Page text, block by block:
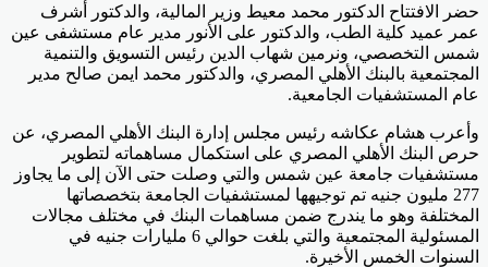
حضر الافتتاح الدكتور محمد معيط وزير المالية، والدكتور أشرف
عمر عميد كلية الطب، والدكتور على الأنور مدير عام مستشفى عين
شمس التخصصي، ونرمين شهاب الدين رئيس التسويق والتنمية
المجتمعية بالبنك الأهلي المصري، والدكتور محمد ايمن صالح مدير
عام المستشفيات الجامعية.
وأعرب هشام عكاشه رئيس مجلس إدارة البنك الأهلي المصري، عن
حرص البنك الأهلي المصري على استكمال مساهماته لتطوير
مستشفيات جامعة عين شمس والتي وصلت حتى الآن إلى ما يجاوز
277 مليون جنيه تم توجيهها لمستشفيات الجامعة بتخصصاتها
المختلفة وهو ما يندرج ضمن مساهمات البنك في مختلف مجالات
المسئولية المجتمعية والتي بلغت حوالي 6 مليارات جنيه في
السنوات الخمس الأخيرة.